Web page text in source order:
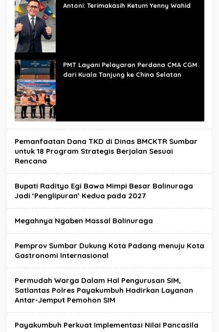
Antoni: Terimakasih Ketum Yenny Wahid
PMT Layani Pelayaran Perdana CMA CGM
dari Kuala Tanjung ke China Selatan
Pemanfaatan Dana TKD di Dinas BMCKTR Sumbar
untuk 18 Program Strategis Berjalan Sesuai
Rencana
Bupati Radityo Egi Bawa Mimpi Besar Balinuraga
Jadi ‘Penglipuran’ Kedua pada 2027
Megahnya Ngaben Massal Balinuraga
Pemprov Sumbar Dukung Kota Padang menuju Kota
Gastronomi Internasional
Permudah Warga Dalam Hal Pengurusan SIM,
Satlantas Polres Payakumbuh Hadirkan Layanan
Antar-Jemput Pemohon SIM
Payakumbuh Perkuat Implementasi Nilai Pancasila